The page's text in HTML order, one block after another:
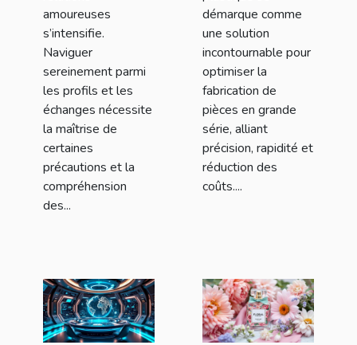
amoureuses
s’intensifie.
Naviguer
sereinement parmi
les profils et les
échanges nécessite
la maîtrise de
certaines
précautions et la
compréhension
des...
démarque comme
une solution
incontournable pour
optimiser la
fabrication de
pièces en grande
série, alliant
précision, rapidité et
réduction des
coûts....